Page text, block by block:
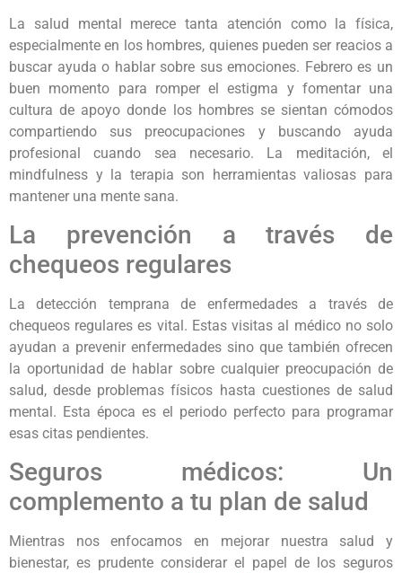
La salud mental merece tanta atención como la física,
especialmente en los hombres, quienes pueden ser reacios a
buscar ayuda o hablar sobre sus emociones. Febrero es un
buen momento para romper el estigma y fomentar una
cultura de apoyo donde los hombres se sientan cómodos
compartiendo sus preocupaciones y buscando ayuda
profesional cuando sea necesario. La meditación, el
mindfulness y la terapia son herramientas valiosas para
mantener una mente sana.
La prevención a través de
chequeos regulares
La detección temprana de enfermedades a través de
chequeos regulares es vital. Estas visitas al médico no solo
ayudan a prevenir enfermedades sino que también ofrecen
la oportunidad de hablar sobre cualquier preocupación de
salud, desde problemas físicos hasta cuestiones de salud
mental. Esta época es el periodo perfecto para programar
esas citas pendientes.
Seguros médicos: Un
complemento a tu plan de salud
Mientras nos enfocamos en mejorar nuestra salud y
bienestar, es prudente considerar el papel de los seguros